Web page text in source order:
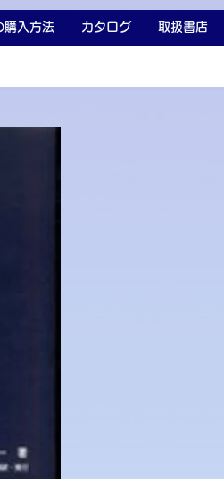
購入方法 カタログ 取扱書店